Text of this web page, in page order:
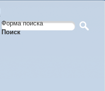
Форма поиска
Поиск